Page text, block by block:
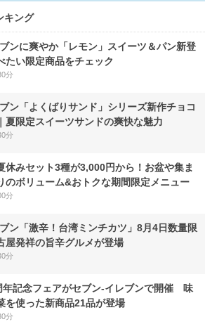
キング
ンに爽やか「レモン」スイーツ＆パン新登
たい限定商品をチェック
分
ン「よくばりサンド」シリーズ新作チョコ
夏限定スイーツサンドの爽快な魅力
分
休みセット3種が3,000円から！お盆や集ま
のボリューム&おトクな期間限定メニュー
分
ン「激辛！台湾ミンチカツ」8月4日数量限
屋発祥の旨辛グルメが登場
分
年記念フェアがセブン-イレブンで開催 味
を使った新商品21品が登場
分